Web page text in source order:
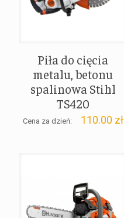
Piła do cięcia
metalu, betonu
spalinowa Stihl
TS420
Cena za dzień: 110.00 zł